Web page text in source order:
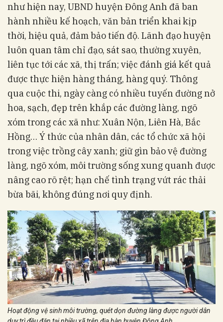
như hiện nay, UBND huyện Đông Anh đã ban
hành nhiều kế hoạch, văn bản triển khai kịp
thời, hiệu quả, đảm bảo tiến độ. Lãnh đạo huyện
luôn quan tâm chỉ đạo, sát sao, thường xuyên,
liên tục tới các xã, thị trấn; việc đánh giá kết quả
được thực hiện hàng tháng, hàng quý. Thông
qua cuộc thi, ngày càng có nhiều tuyến đường nở
hoa, sạch, đẹp trên khắp các đường làng, ngõ
xóm trong các xã như: Xuân Nộn, Liên Hà, Bắc
Hồng… Ý thức của nhân dân, các tổ chức xã hội
trong việc trồng cây xanh; giữ gìn bảo vệ đường
làng, ngõ xóm, môi trường sống xung quanh được
nâng cao rõ rệt; hạn chế tình trạng vứt rác thải
bừa bãi, không đúng nơi quy định.
Hoạt động vệ sinh môi trường, quét dọn đường làng được người dân